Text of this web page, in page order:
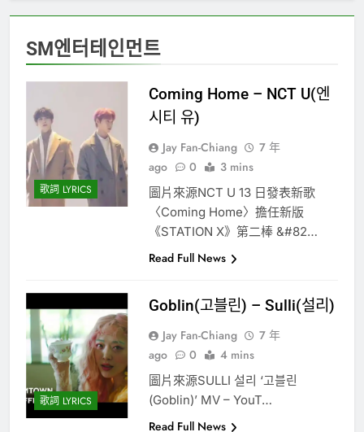
SM엔터테인먼트
歌詞 LYRICS
Coming Home – NCT U(엔
시티 유)
Jay Fan-Chiang
7 年
ago
0 3 mins
圖片來源NCT U 13 日發表新歌
〈Coming Home〉擔任新版
《STATION X》第二棒 &#82…
Read Full News
歌詞 LYRICS
Goblin(고블린) – Sulli(설리)
Jay Fan-Chiang
7 年
ago
0 4 mins
圖片來源SULLI 설리 ‘고블린
(Goblin)’ MV – YouT…
Read Full News